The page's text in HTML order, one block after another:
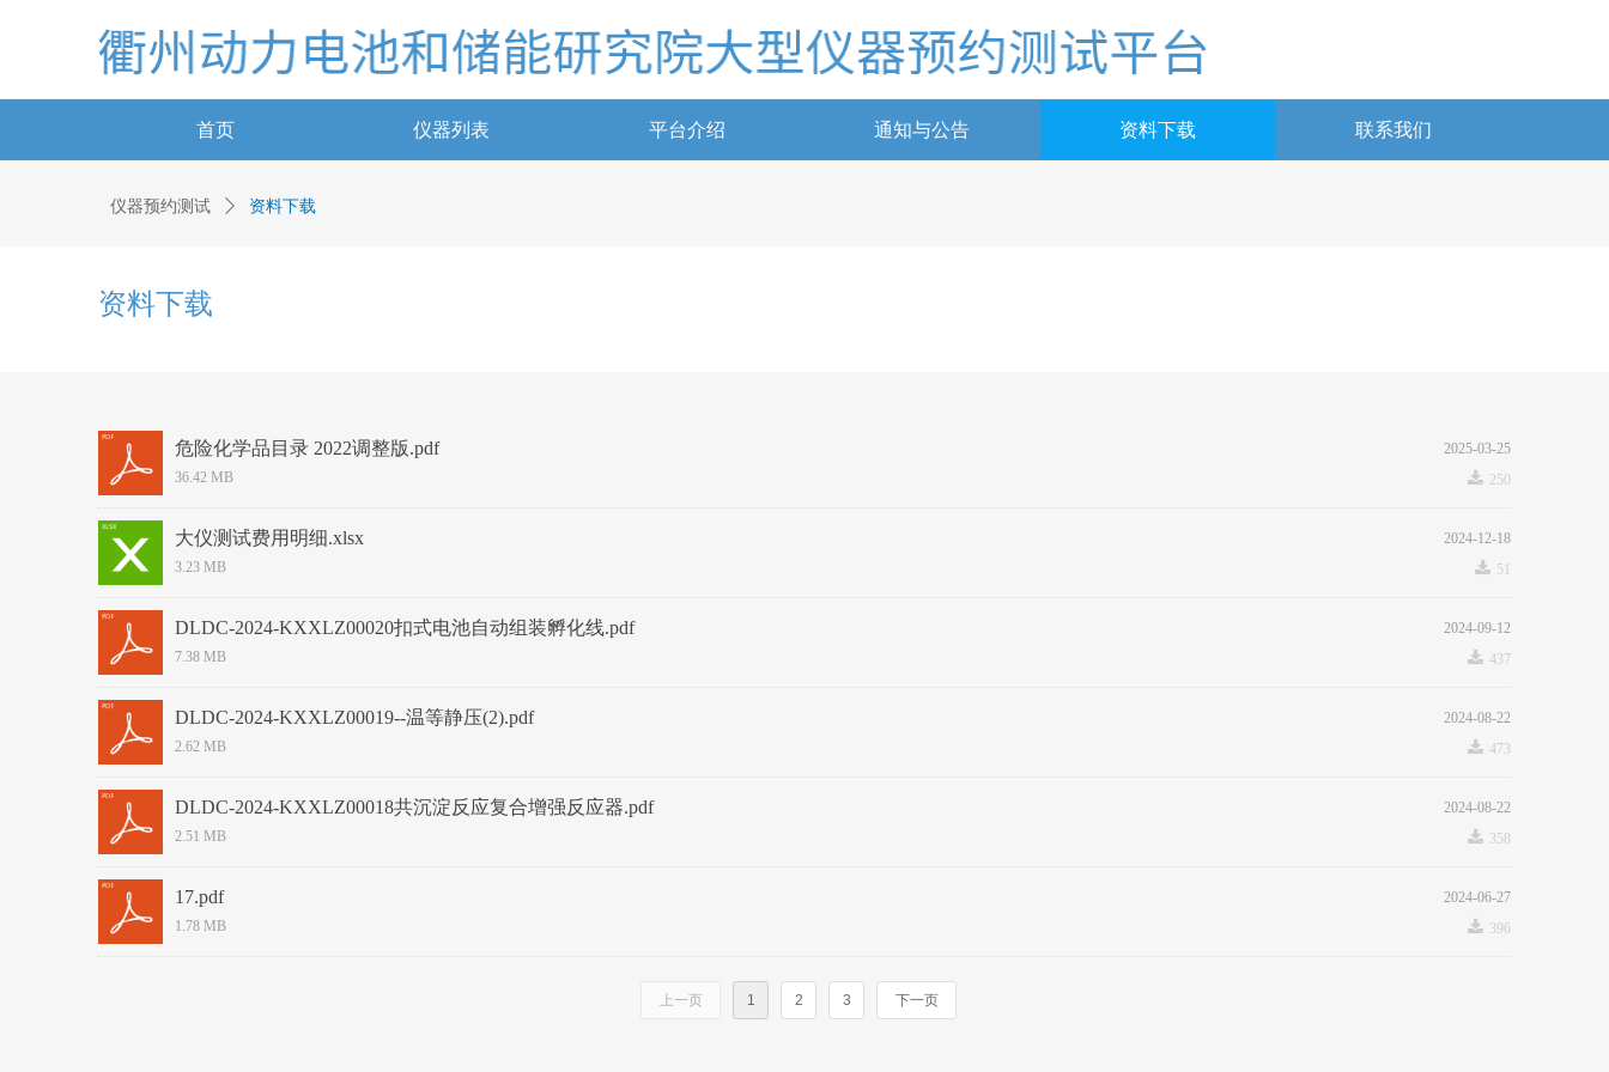
首页 仪器列表 平台介绍 通知与公告 资料下载 联系我们
仪器预约测试 ꄲ 资料下载
资料下载
2025-03-25
危险化学品目录 2022调整版.pdf
끂 250
36.42 MB
2024-12-18
大仪测试费用明细.xlsx
끂 51
3.23 MB
2024-09-12
DLDC-2024-KXXLZ00020扣式电池自动组装孵化线.pdf
끂 437
7.38 MB
2024-08-22
DLDC-2024-KXXLZ00019--温等静压(2).pdf
끂 473
2.62 MB
2024-08-22
DLDC-2024-KXXLZ00018共沉淀反应复合增强反应器.pdf
끂 358
2.51 MB
2024-06-27
17.pdf
끂 396
1.78 MB
上一页 1 2 3 下一页